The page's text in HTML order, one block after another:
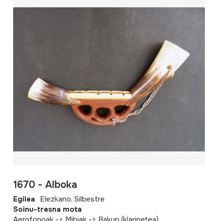
1670 - Alboka
Egilea Elezkano, Silbestre
Soinu-tresna mota